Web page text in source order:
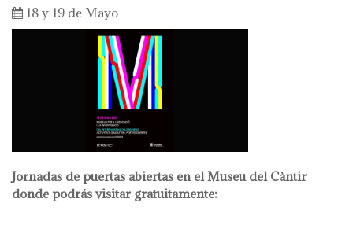
18 y 19 de Mayo
Jornadas de puertas abiertas en el Museu del Càntir
donde podrás visitar gratuitamente: